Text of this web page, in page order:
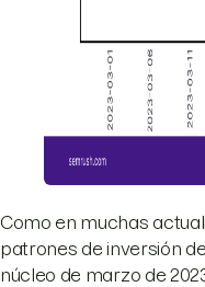
Como en muchas
patrones de inversión
núcleo de marzo de